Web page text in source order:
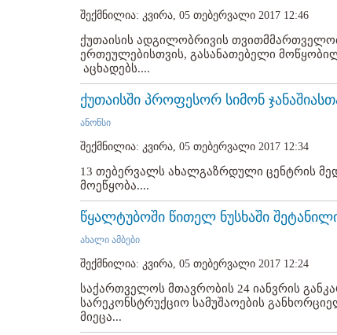
შექმნილია: კვირა, 05 თებერვალი 2017 12:46
ქუთაისის ადგილობრივის
ერთეულებისთვის, გასანათებელი
აცხადებს....
ქუთაისში პროფესორ სიმონ
ანონსი
შექმნილია: კვირა, 05 თებერვალი 2017 12:34
13 თებერვალს ახალგაზრდული ცენტრის
მოეწყობა....
წყალტუბოში წითელ ნუსხაში
ახალი ამბები
შექმნილია: კვირა, 05 თებერვალი 2017 12:24
საქართველოს მთავრობის 24 იანვრის
სარეკონსტრუქციო სამუშაოების
მიეცა...